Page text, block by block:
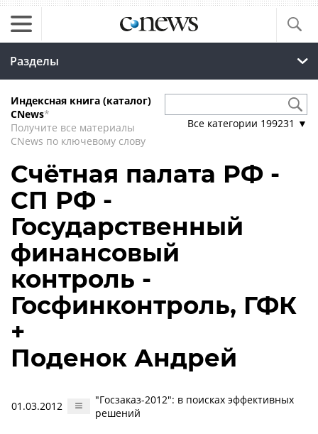
Разделы
Индексная книга (каталог)
CNews*
Получите все материалы
CNews по ключевому слову
Все категории 199231 ▼
Счётная палата РФ -
СП РФ -
Государственный
финансовый
контроль -
Госфинконтроль, ГФК
+
Поденок Андрей
01.03.2012
"Госзаказ-2012": в поисках эффективных
решений